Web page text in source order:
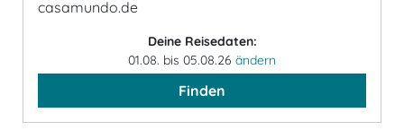
casamundo.de
Deine Reisedaten:
01.08. bis 05.08.26 ändern
Finden